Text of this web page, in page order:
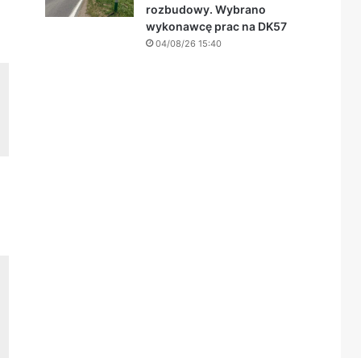
rozbudowy. Wybrano
wykonawcę prac na DK57
04/08/26 15:40